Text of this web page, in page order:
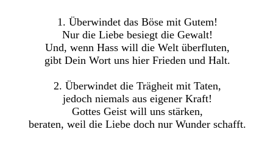
1. Überwindet das Böse mit Gutem!
Nur die Liebe besiegt die Gewalt!
Und, wenn Hass will die Welt überfluten,
gibt Dein Wort uns hier Frieden und Halt.
2. Überwindet die Trägheit mit Taten,
jedoch niemals aus eigener Kraft!
Gottes Geist will uns stärken,
beraten, weil die Liebe doch nur Wunder schafft.